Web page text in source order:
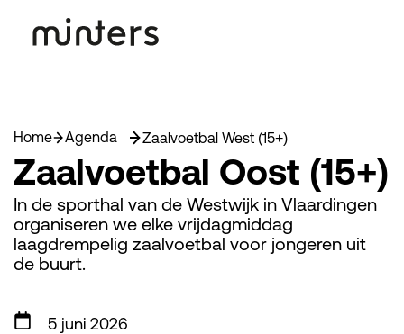
Zaalvoetbal Oost (15+)
In de sporthal van de Westwijk in Vlaardingen
organiseren we elke vrijdagmiddag
laagdrempelig zaalvoetbal voor jongeren uit
de buurt.
5 juni 2026
Home Agenda Zaalvoetbal West (15+)